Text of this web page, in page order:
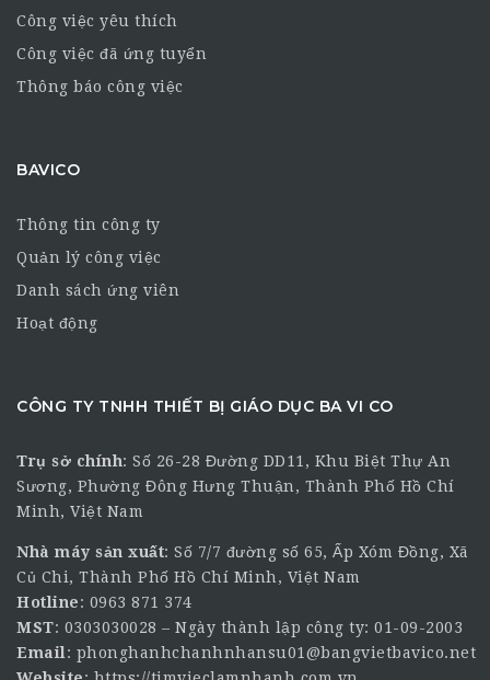
Công việc yêu thích
Công việc đã ứng tuyển
Thông báo công việc
BAVICO
Thông tin công ty
Quản lý công việc
Danh sách ứng viên
Hoạt động
CÔNG TY TNHH THIẾT BỊ GIÁO DỤC BA VI CO
Trụ sở chính: Số 26-28 Đường DD11, Khu Biệt Thự An
Sương, Phường Đông Hưng Thuận, Thành Phố Hồ Chí
Minh, Việt Nam
Nhà máy sản xuất: Số 7/7 đường số 65, Ấp Xóm Đồng, Xã
Củ Chi, Thành Phố Hồ Chí Minh, Việt Nam
Hotline: 0963 871 374
MST: 0303030028 – Ngày thành lập công ty: 01-09-2003
Email: phonghanhchanhnhansu01@bangvietbavico.net